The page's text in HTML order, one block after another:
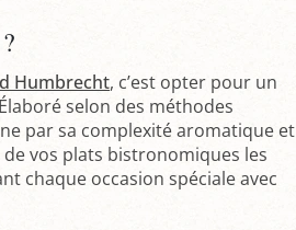
Humbrecht, c’est opter pour un
selon des méthodes
par sa complexité aromatique et
vos plats bistronomiques les
chaque occasion spéciale avec